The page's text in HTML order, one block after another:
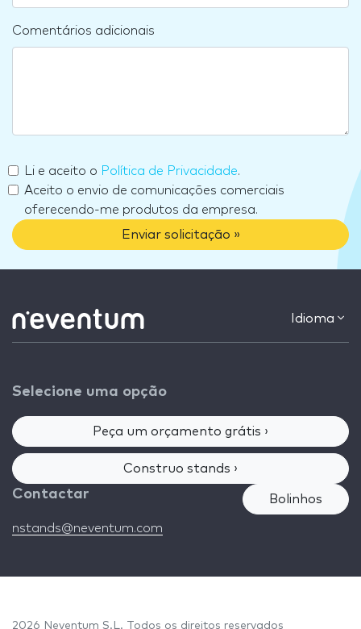
Comentários adicionais
Li e aceito o Política de Privacidade.
Aceito o envio de comunicações comerciais
oferecendo-me produtos da empresa.
Enviar solicitação »
Idioma
Selecione uma opção
Peça um orçamento grátis ›
Construo stands ›
Contactar
nstands@neventum.com
Bolinhos
2026 Neventum S.L. Todos os direitos reservados